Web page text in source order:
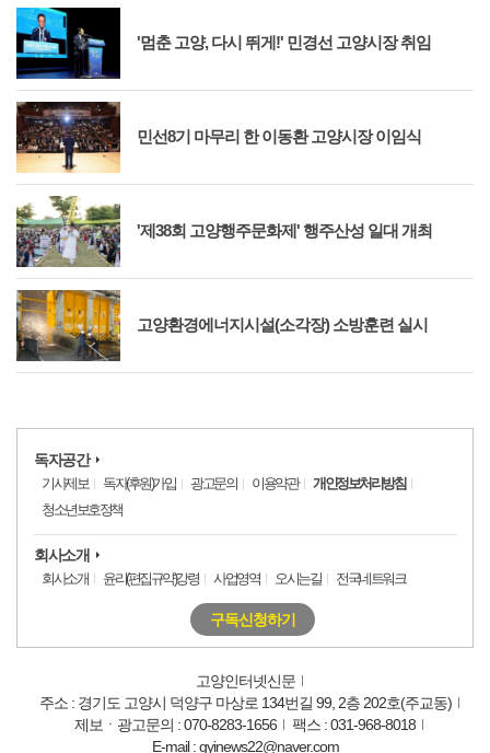
'멈춘 고양, 다시 뛰게!' 민경선 고양시장 취임
민선8기 마무리 한 이동환 고양시장 이임식
'제38회 고양행주문화제' 행주산성 일대 개최
고양환경에너지시설(소각장) 소방훈련 실시
독자공간
기사제보 독자(후원)가입 광고문의 이용약관
개인정보처리방침
청소년보호정책
회사소개
회사소개 윤리(편집규약)강령 사업영역 오시는길 전국네트워크
구독신청하기
고양인터넷신문
주소 : 경기도 고양시 덕양구 마상로 134번길 99, 2층 202호(주교동)
제보ㆍ광고문의 : 070-8283-1656
팩스 : 031-968-8018
E-mail : gyinews22@naver.com